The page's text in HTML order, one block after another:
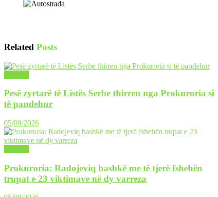
Related Posts
Pesë zyrtarë të Listës Serbe thirren nga Prokuroria si
të pandehur
05/08/2026
Prokuroria: Radojeviq bashkë me të tjerë fshehën
trupat e 23 viktimave në dy varreza